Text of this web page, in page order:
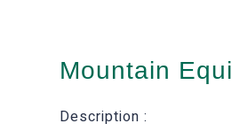
Mountain
Description :